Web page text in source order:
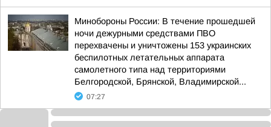
Минобороны России: В течение прошедшей
ночи дежурными средствами ПВО
перехвачены и уничтожены 153 украинских
беспилотных летательных аппарата
самолетного типа над территориями
Белгородской, Брянской, Владимирской...
07:27